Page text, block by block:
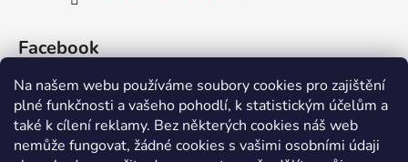
Na našem webu používáme soubory cookies pro zajištění
plné funkčnosti a vašeho pohodlí, k statistickým účelům a
také k cílení reklamy. Bez některých cookies náš web
nemůže fungovat, žádné cookies s vašimi osobními údaji
Facebook